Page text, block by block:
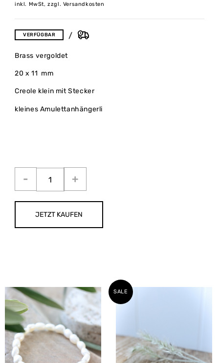
inkl. MwSt, zzgl. Versandkosten
VERFÜGBAR
Brass vergoldet
20 x 11 mm
Creole klein mit Stecker
kleines Amulettanhängerli
JETZT KAUFEN
SALE